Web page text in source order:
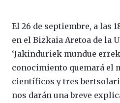
El 26 de septiembre, a las
en el Bizkaia Aretoa de la
‘Jakinduriek mundue
conocimiento quemará el
científicos y tres
nos darán una breve